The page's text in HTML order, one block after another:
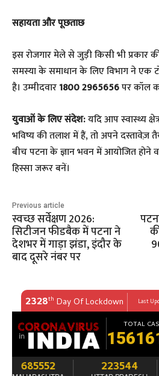
सहायता और पूछताछ
​इस रोजगार मेले से जुड़ी किसी भी प्रकार
समस्या के समाधान के लिए विभाग ने एक
है। उम्मीदवार1800 2965656पर कॉल
युवाओं के लिए संदेश:यदि आप स्वास्थ्य
भविष्य की तलाश में हैं, तो अपने
बीच पटना के ज्ञान भवन में आयोजित होने
हिस्सा जरूर बनें।
Previous article
स्वच्छ सर्वेक्षण 2026:
सिटीजन फीडबैक में पटना ने
देशभर में गाड़ा झंडा, इंदौर के
बाद दूसरे नंबर पर